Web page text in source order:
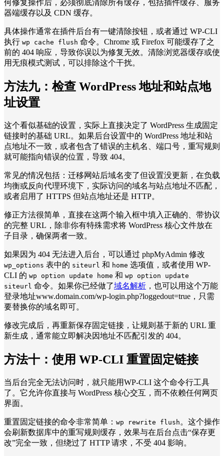
何修复操作后，必须彻底清除所有缓存，包括插件缓存、服务
器端缓存以及 CDN 缓存。
具体操作通常在插件后台有一键清除按钮，或者通过 WP-CLI
执行 wp cache flush 命令。Chrome 或 Firefox 可能缓存了之
前的 404 响应，导致你误以为修复无效。清除浏览器缓存或使
用无痕模式测试，可以排除这个干扰。
方法九： 检查 WordPress 地址和站点地
址设置
这个看似基础的设置，实际上直接决定了 WordPress 生成固定
链接时的基础 URL。如果后台设置中的 WordPress 地址和站
点地址不一致，或者包含了错误的主机名、端口号，重写规则
就可能指向错误的位置，导致 404。
常见的情况包括：迁移网站后域名变了但设置没更新，在负载
均衡或反向代理环境下，实际访问的域名与站点地址不匹配，
或者启用了 HTTPS 但站点地址还是 HTTP。
修正方法很简单，直接在这两个输入框中填入正确的、带协议
的完整 URL，除非你有特殊需求将 WordPress 核心文件放在
子目录，确保两者一致。
如果因为 404 无法进入后台，可以通过 phpMyAdmin 修改
wp_options 表中的 siteurl 和 home 选项值，或者使用 WP-
CLI 的 wp option update home 和 wp option update
siteurl 命令。如果你已经做了域名解析 ，也可以用这个万能
登录地址www.domain.com/wp-login.php?loggedout=true，只需
要替换你的域名即可。
修改完成后，再重新保存固定链接，让规则基于新的 URL 重
新生成，通常能立即解决因地址不匹配引发的 404。
方法十：使用 WP-CLI 重置固定链接
当后台完全无法访问时，就只能用WP-CLI 这个命令行工具
了。它允许你直接与 WordPress 核心交互，而不依赖任何网页
界面。
重置固定链接的命令非常简单： wp rewrite flush 。这个操作
会刷新数据库中的重写规则缓存，效果与在后台点击“保存更
改”完全一致，但绕过了 HTTP 请求，不受 404 影响。